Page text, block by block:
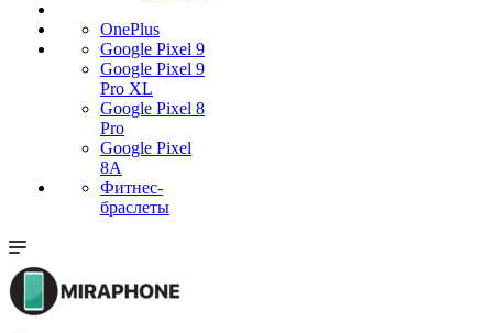
OnePlus
Google Pixel 9
Google Pixel 9
Pro XL
Google Pixel 8
Pro
Google Pixel
8A
Фитнес-
браслеты